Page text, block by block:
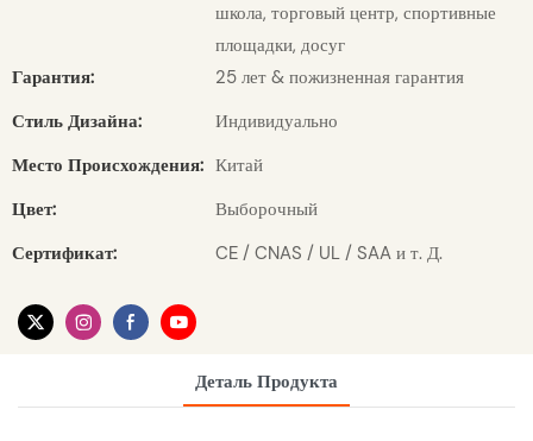
школа, торговый центр, спортивные
площадки, досуг
Гарантия:
25 лет & пожизненная гарантия
Стиль Дизайна:
Индивидуально
Место Происхождения: Китай
Цвет:
Выборочный
Сертификат:
CE / CNAS / UL / SAA и т. Д.
Деталь Продукта